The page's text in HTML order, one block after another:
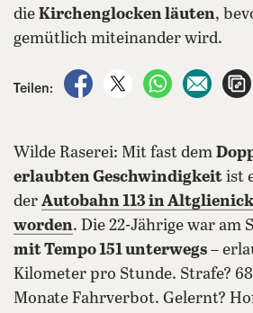
die Kirchenglocken läuten,
gemütlich miteinander wird.
Teilen:
auf Facebook teilen
auf X teilen
per per
Wilde Raserei: Mit fast dem
erlaubten Geschwindigkeit ist
der Autobahn 113 in
worden. Die 22-Jährige war am
mit Tempo 151 unterwegs –
Kilometer pro Stunde. Strafe?
Monate Fahrverbot. Gelernt?